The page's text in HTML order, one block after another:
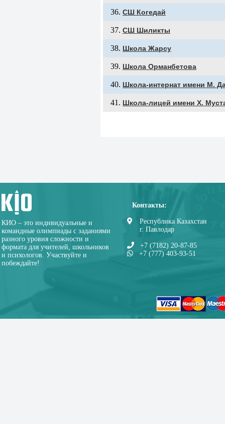
СШ Когедай
СШ Шиликты
Школа Жарсу
Школа Орманбетова
Школа-интернат имени М.
Школа-лицей имени Х.
КИО – это индивидуальные и
командные олимпиады с заданиями
разного уровня сложности и
формата для учителей, школьников
и психологов. Участвуйте и
побеждайте!
Контакты:
Республика Казахстан
г. Павлодар
+7 (7182) 20-87-85
+7 (777) 403-93-51